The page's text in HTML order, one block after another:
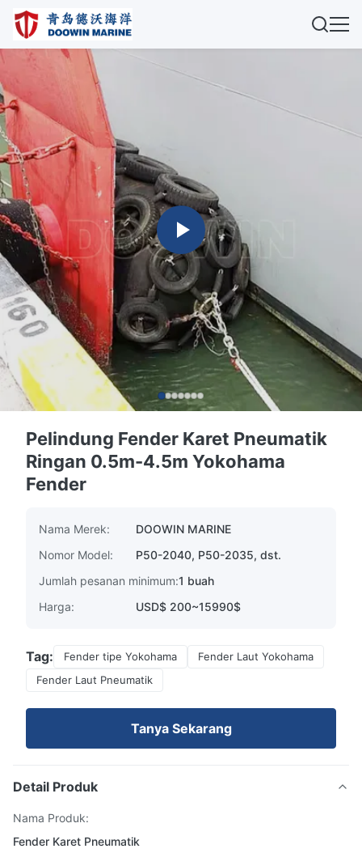
Pelindung Fender Karet Pneumatik
Ringan 0.5m-4.5m Yokohama
Fender
Nama Merek:
DOOWIN MARINE
Nomor Model:
P50-2040, P50-2035, dst.
Jumlah pesanan minimum:1 buah
Harga:
USD$ 200~15990$
Tag: Fender tipe Yokohama
Fender Laut Yokohama
Fender Laut Pneumatik
Tanya Sekarang
Detail Produk
Nama Produk:
Fender Karet Pneumatik